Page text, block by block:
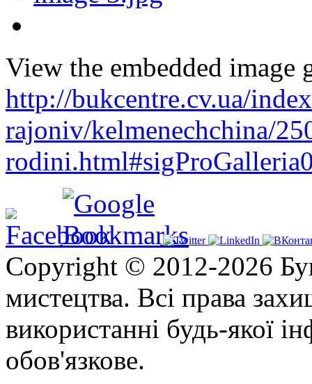
View the embedded image
http://bukcentre.cv.ua/
rajoniv/kelmenechchina/
Copyright © 2012-2026
мистецтва. Всі права
використанні будь-якої
обов'язкове.